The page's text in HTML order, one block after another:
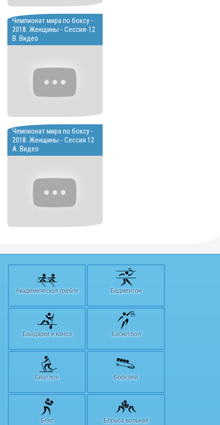
Чемпионат мира по боксу -
2018. Женщины - Сессия-12
B. Видео
Чемпионат мира по боксу -
2018. Женщины - Сессия 12
A. Видео
Академическая гребля Бадминтон
Байдарки и каноэ Баскетбол
Биатлон Бобслей
Бокс Борьба вольная